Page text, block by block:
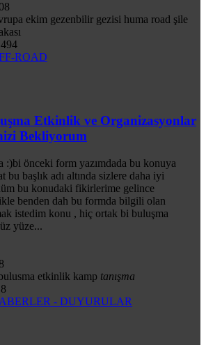
ekim gezenbilir gezisi huma road şile
ROAD
Etkinlik ve Organizasyonlar
Bekliyorum
:)bi önceki form yazımdada bu konuya
bu başlık adı altında sizlere daha iyi
bu konudaki fikirlerime gelince
benden dah bu formda bilgili olan
istedim konu , hiç ortak bi buluşma
yüze...
etkinlik kamp tanışma
- DUYURULAR